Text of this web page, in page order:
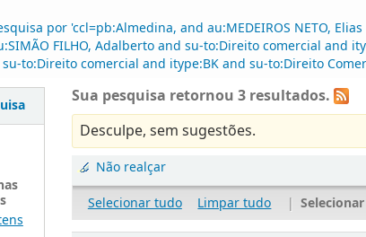
por 'ccl=pb:Almedina, and au:MEDEIROS NETO,
FILHO, Adalberto and su-to:Direito comercial and
to:Direito comercial and itype:BK and su-to:Direito
Sua pesquisa retornou 3 resultados.
Desculpe, sem sugestões.
Não realçar
Selecionar tudo
Limpar tudo |